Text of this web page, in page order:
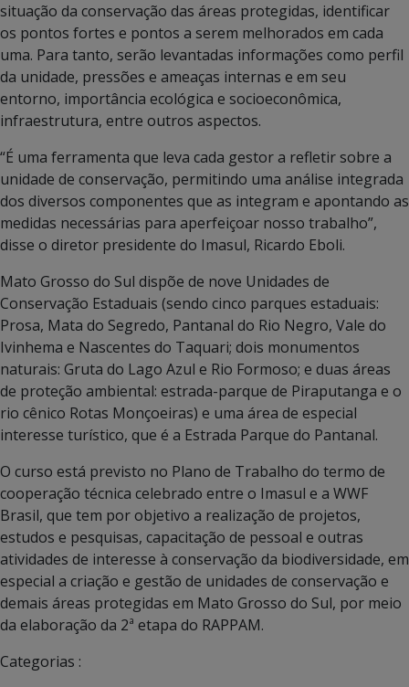
situação da conservação das áreas protegidas, identificar
os pontos fortes e pontos a serem melhorados em cada
uma. Para tanto, serão levantadas informações como perfil
da unidade, pressões e ameaças internas e em seu
entorno, importância ecológica e socioeconômica,
infraestrutura, entre outros aspectos.
“É uma ferramenta que leva cada gestor a refletir sobre a
unidade de conservação, permitindo uma análise integrada
dos diversos componentes que as integram e apontando as
medidas necessárias para aperfeiçoar nosso trabalho”,
disse o diretor presidente do Imasul, Ricardo Eboli.
Mato Grosso do Sul dispõe de nove Unidades de
Conservação Estaduais (sendo cinco parques estaduais:
Prosa, Mata do Segredo, Pantanal do Rio Negro, Vale do
Ivinhema e Nascentes do Taquari; dois monumentos
naturais: Gruta do Lago Azul e Rio Formoso; e duas áreas
de proteção ambiental: estrada-parque de Piraputanga e o
rio cênico Rotas Monçoeiras) e uma área de especial
interesse turístico, que é a Estrada Parque do Pantanal.
O curso está previsto no Plano de Trabalho do termo de
cooperação técnica celebrado entre o Imasul e a WWF
Brasil, que tem por objetivo a realização de projetos,
estudos e pesquisas, capacitação de pessoal e outras
atividades de interesse à conservação da biodiversidade, em
especial a criação e gestão de unidades de conservação e
demais áreas protegidas em Mato Grosso do Sul, por meio
da elaboração da 2ª etapa do RAPPAM.
Categorias :